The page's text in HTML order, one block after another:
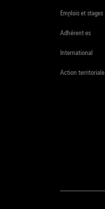
Emplois et stages
Adhérent·es
International
Action territoriale